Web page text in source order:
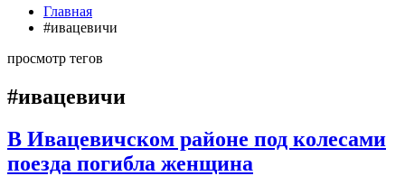
Главная
#ивацевичи
просмотр тегов
#ивацевичи
В Ивацевичском районе под колесами
поезда погибла женщина